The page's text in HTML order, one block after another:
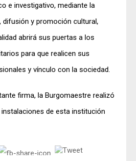
e investigativo, mediante la
difusión y promoción cultural,
abrirá sus puertas a los
para que realicen sus
y vínculo con la sociedad.
firma, la Burgomaestre realizó
de esta institución